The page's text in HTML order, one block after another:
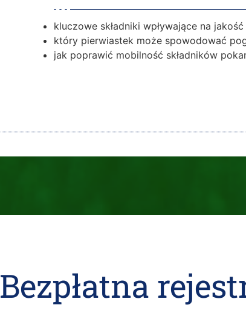
kluczowe składniki wpływające na jakość
który pierwiastek może spowodować
jak poprawić mobilność składników
Bezpłatna